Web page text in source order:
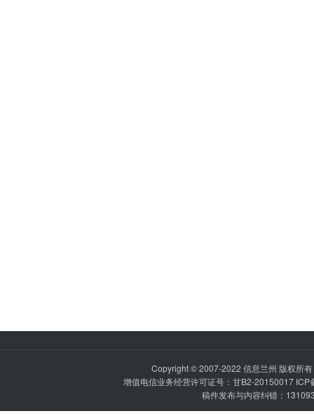
Copyright © 2007-2022 信息兰州 版权所
增值电信业务经营许可证号：甘B2-20150017 ICP
稿件发布与内容纠错：